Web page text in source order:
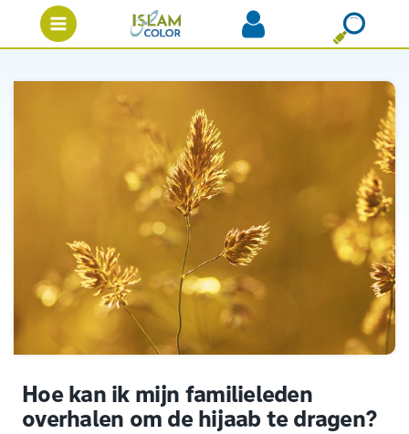
Hoe kan ik mijn familieleden
overhalen om de hijaab te dragen?